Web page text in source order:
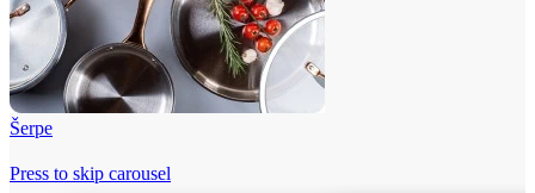
Šerpe
Press to skip carousel